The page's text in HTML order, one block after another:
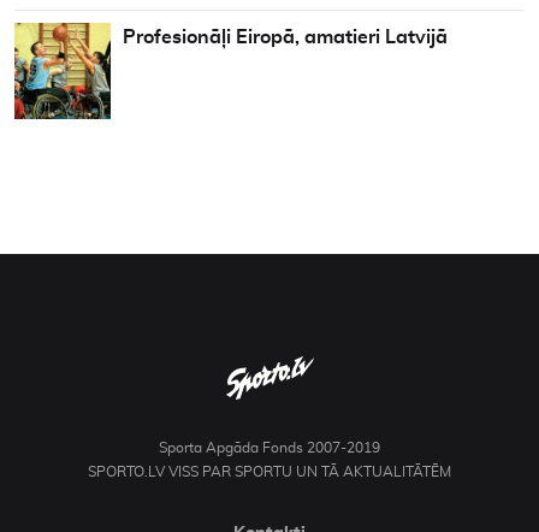
Profesionāļi Eiropā, amatieri Latvijā
Sporta Apgāda Fonds 2007-2019
SPORTO.LV VISS PAR SPORTU UN TĀ AKTUALITĀTĒM